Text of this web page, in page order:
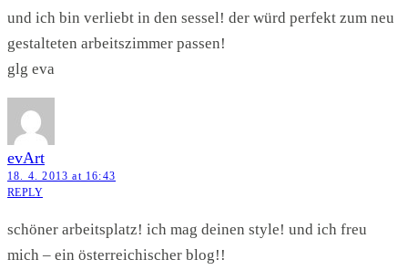
und ich bin verliebt in den sessel! der würd perfekt zum neu
gestalteten arbeitszimmer passen!
glg eva
evArt
18. 4. 2013 at 16:43
REPLY
schöner arbeitsplatz! ich mag deinen style! und ich freu
mich – ein österreichischer blog!!